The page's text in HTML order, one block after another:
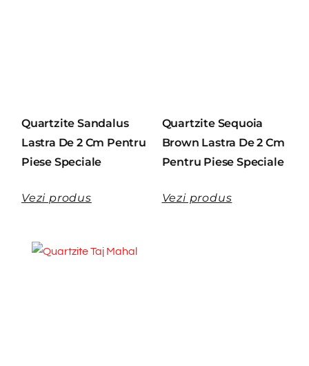
Quartzite Sandalus
Lastra De 2 Cm Pentru
Piese Speciale
Vezi produs
Quartzite Sequoia
Brown Lastra De 2 Cm
Pentru Piese Speciale
Vezi produs